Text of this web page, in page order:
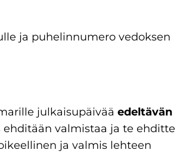
ja puhelinnumero vedoksen
julkaisupäivääedeltävän
ehditään valmistaa ja te ehditte
ja valmis lehteen